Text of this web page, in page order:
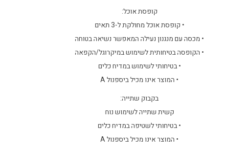
קופסת אוכל:
• קופסת אוכל מחולקת ל-3 תאים
• מכסה עם מנגנון נעילה המאפשר נשיאה בטוחה
• הקופסה בטיחותית לשימוש במיקרוגל/הקפאה
• בטיחותי לשימוש במדיח כלים
• המוצר אינו מכיל ביספנול A
בקבוק שתייה:
קשית שתייה לשימוש נוח
• בטיחותי לשטיפה במדיח כלים
• המוצר אינו מכיל ביספנול A